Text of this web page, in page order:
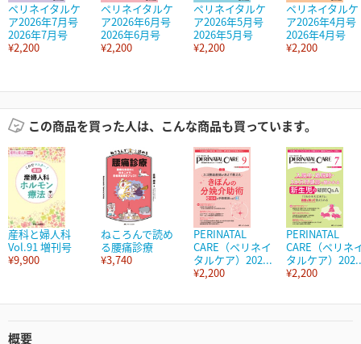
ペリネイタルケ
ア2026年7月号
2026年7月号
¥2,200
ペリネイタルケ
ア2026年6月号
2026年6月号
¥2,200
ペリネイタルケ
ア2026年5月号
2026年5月号
¥2,200
ペリネイタルケ
ア2026年4月号
2026年4月号
¥2,200
この商品を買った人は、こんな商品も買っています。
産科と婦人科
Vol.91 増刊号
¥9,900
ねころんで読め
る腰痛診療
¥3,740
PERINATAL
CARE（ペリネイ
タルケア）202...
¥2,200
PERINATAL
CARE（ペリネ
タルケア）
¥2,200
概要